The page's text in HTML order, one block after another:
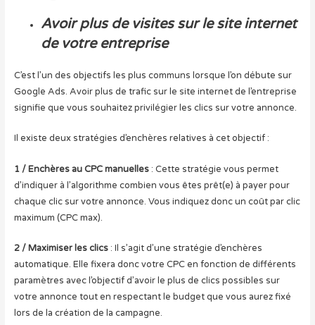
Avoir plus de visites sur le site internet
de votre entreprise
C’est l’un des objectifs les plus communs lorsque l’on débute sur
Google Ads. Avoir plus de trafic sur le site internet de l’entreprise
signifie que vous souhaitez privilégier les clics sur votre annonce.
Il existe deux stratégies d’enchères relatives à cet objectif :
1 / Enchères au CPC manuelles: Cette stratégie vous permet
d’indiquer à l’algorithme combien vous êtes prêt(e) à payer pour
chaque clic sur votre annonce. Vous indiquez donc un coût par clic
maximum (CPC max).
2 / Maximiser les clics: Il s’agit d’une stratégie d’enchères
automatique. Elle fixera donc votre CPC en fonction de différents
paramètres avec l’objectif d’avoir le plus de clics possibles sur
votre annonce tout en respectant le budget que vous aurez fixé
lors de la création de la campagne.